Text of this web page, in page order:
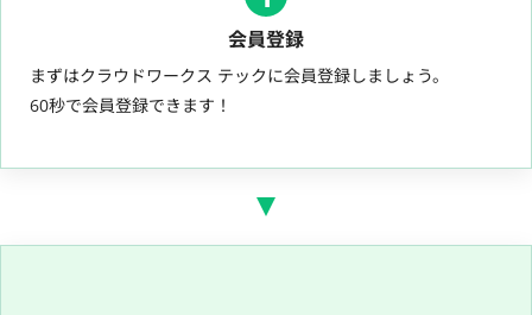
会員登録
まずはクラウドワークス テックに会員登録しましょう。
60秒で会員登録できます！